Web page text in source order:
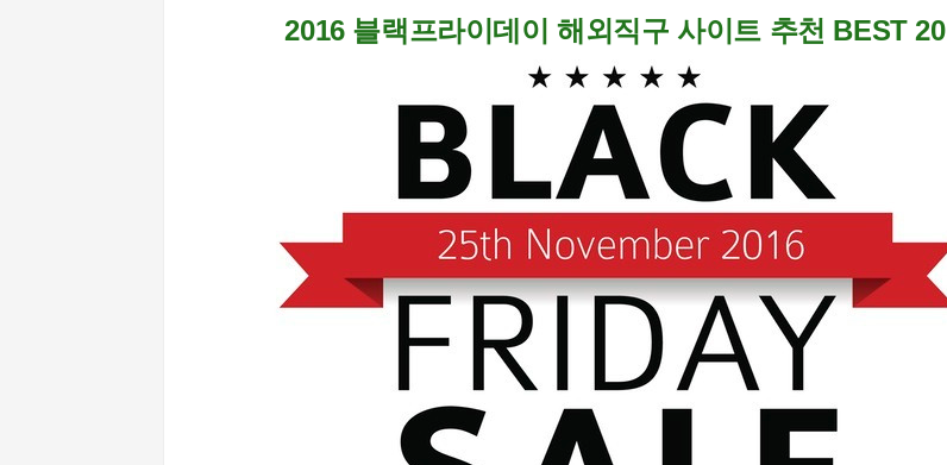
2016 블랙프라이데이 해외직구 사이트 추천 BEST 20